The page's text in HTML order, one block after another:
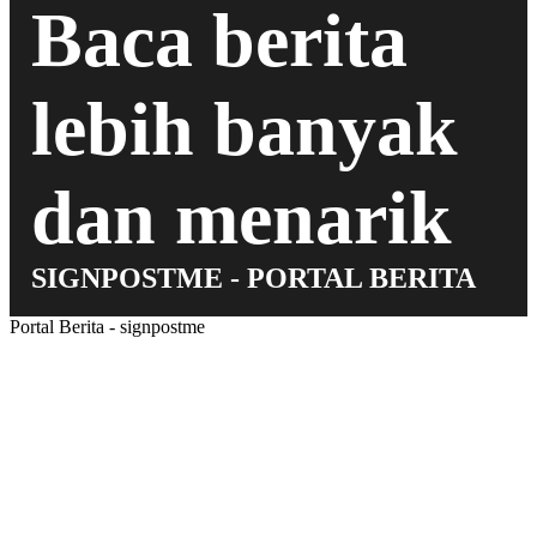
Baca berita
lebih banyak
dan menarik
SIGNPOSTME - PORTAL BERITA
Portal Berita - signpostme